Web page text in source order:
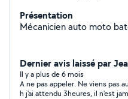
Présentation
Mécanicien auto moto
Dernier avis laissé par
Il y a plus de 6 mois
A ne pas appeler. Ne viens pas
h j'ai attendu 3heures, il n'est